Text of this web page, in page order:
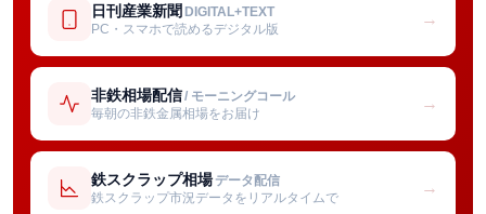
日刊産業新聞 DIGITAL+TEXT
PC・スマホで読めるデジタル版
→
非鉄相場配信/ モーニングコール
毎朝の非鉄金属相場をお届け
→
鉄スクラップ相場 データ配信
鉄スクラップ市況データをリアルタイムで
→